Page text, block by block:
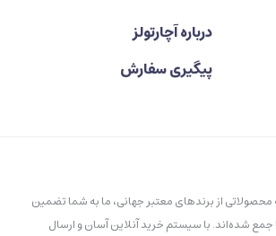
درباره آچارتولز
پیگیری سفارش
محصولاتی از برندهای معتبر جهانی، ما به شما تضمین
جمع شده‌اند. با سیستم خرید آنلاین آسان و ارسال